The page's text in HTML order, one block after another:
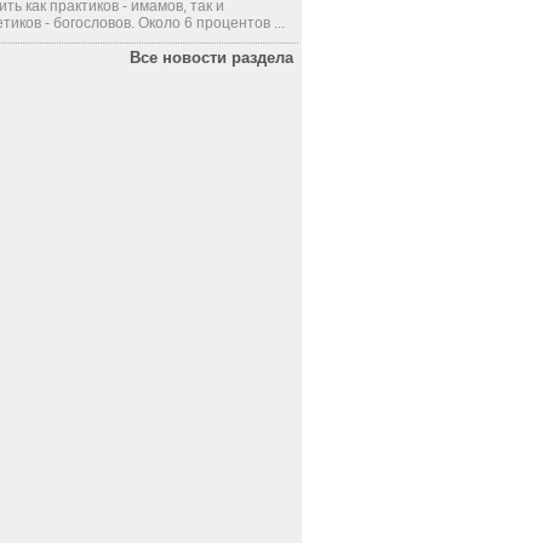
как практиков - имамов, так и
- богословов. Около 6 процентов ...
Все новости раздела